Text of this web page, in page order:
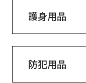
護身用品
防犯用品